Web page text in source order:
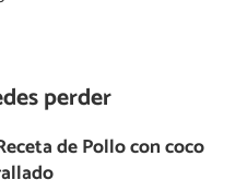
perder
de Pollo con coco